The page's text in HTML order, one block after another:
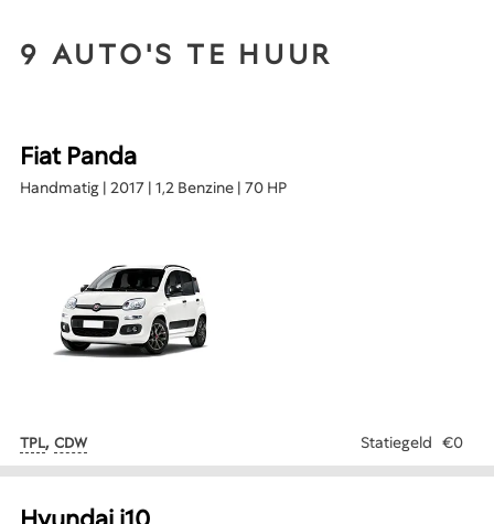
9 AUTO'S TE HUUR
Fiat Panda
Handmatig | 2017 | 1,2 Benzine | 70 HP
TPL, CDW Statiegeld €0